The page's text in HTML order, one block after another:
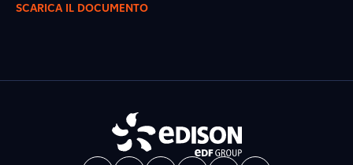
SCARICA IL DOCUMENTO